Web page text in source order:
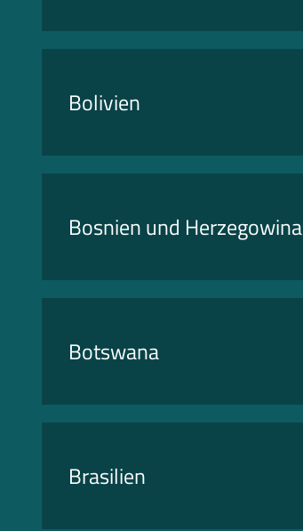
Bolivien
Bosnien und Herzegowina
Botswana
Brasilien